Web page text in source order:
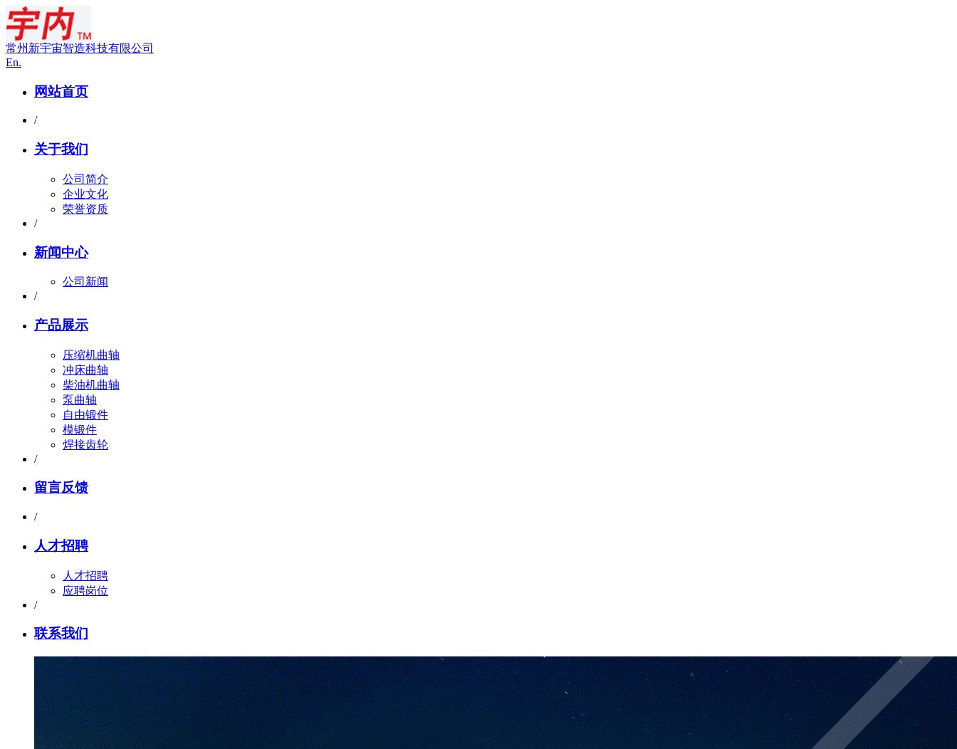
常州新宇宙智造科技有限公司
En.
网站首页
/
关于我们
公司简介
企业文化
荣誉资质
/
新闻中心
公司新闻
/
产品展示
压缩机曲轴
冲床曲轴
柴油机曲轴
泵曲轴
自由锻件
模锻件
焊接齿轮
/
留言反馈
/
人才招聘
人才招聘
应聘岗位
/
联系我们